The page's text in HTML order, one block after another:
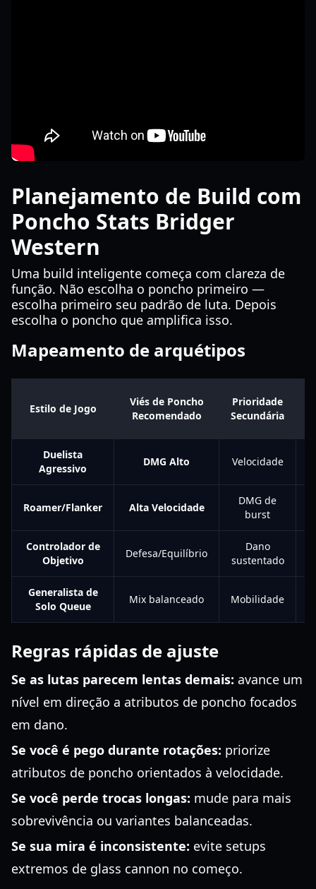
Planejamento de Build com
Poncho Stats Bridger
Western
Uma build inteligente começa com clareza de
função. Não escolha o poncho primeiro —
escolha primeiro seu padrão de luta. Depois
escolha o poncho que amplifica isso.
Mapeamento de arquétipos
Estilo de Jogo
Viés de Poncho
Recomendado
Prioridade
Secundária
Duelista
Agressivo
DMG Alto Velocidade
Roamer/Flanker Alta Velocidade
DMG de
burst
Controlador de
Objetivo
Defesa/Equilíbrio
Dano
sustentado
Generalista de
Solo Queue
Mix balanceado Mobilidade
Regras rápidas de ajuste
Se as lutas parecem lentas demais: avance um
nível em direção a atributos de poncho focados
em dano.
Se você é pego durante rotações: priorize
atributos de poncho orientados à velocidade.
Se você perde trocas longas: mude para mais
sobrevivência ou variantes balanceadas.
Se sua mira é inconsistente: evite setups
extremos de glass cannon no começo.